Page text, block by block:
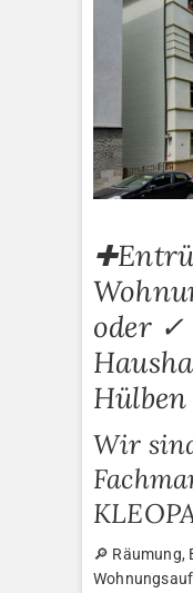
oder ✓
Hülben
Wir
🔎 Räumung,